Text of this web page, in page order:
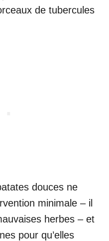
de tubercules
douces ne
minimale – il
herbes – et
pour qu’elles